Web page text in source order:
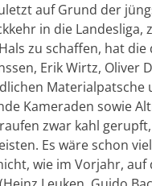
auf Grund der
in die
zu schaffen, hat
Erik Wirtz,
Kameraden sowie
zwar kahl
Es wäre schon
wie im Vorjahr,